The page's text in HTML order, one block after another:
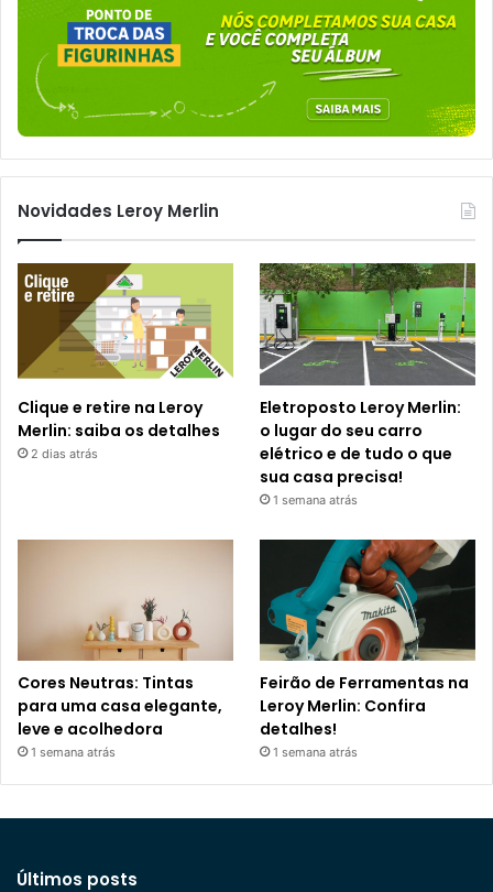
Novidades Leroy Merlin
Clique e retire na Leroy
Merlin: saiba os detalhes
2 dias atrás
Eletroposto Leroy Merlin:
o lugar do seu carro
elétrico e de tudo o que
sua casa precisa!
1 semana atrás
Cores Neutras: Tintas
para uma casa elegante,
leve e acolhedora
1 semana atrás
Feirão de Ferramentas na
Leroy Merlin: Confira
detalhes!
1 semana atrás
Últimos posts